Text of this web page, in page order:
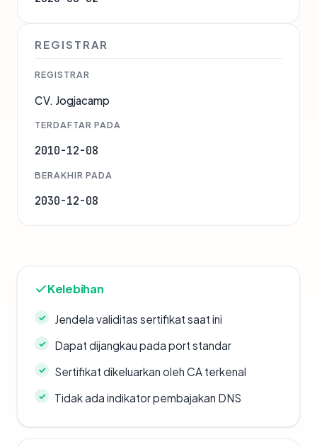
REGISTRAR
REGISTRAR
CV. Jogjacamp
TERDAFTAR PADA
2010-12-08
BERAKHIR PADA
2030-12-08
Kelebihan
Jendela validitas sertifikat saat ini
Dapat dijangkau pada port standar
Sertifikat dikeluarkan oleh CA terkenal
Tidak ada indikator pembajakan DNS